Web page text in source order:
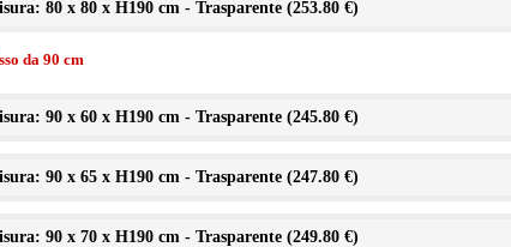
80 x 80 x H190 cm - Trasparente (253.80 €)
da 90 cm
90 x 60 x H190 cm - Trasparente (245.80 €)
90 x 65 x H190 cm - Trasparente (247.80 €)
90 x 70 x H190 cm - Trasparente (249.80 €)